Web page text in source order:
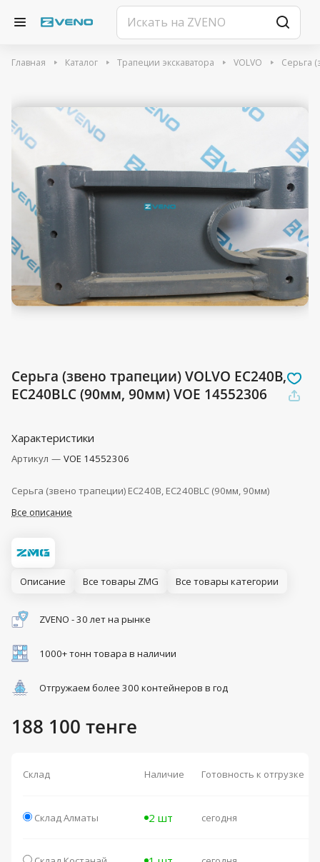
Главная Каталог Трапеции экскаватора VOLVO Серьга
Серьга (звено трапеции) VOLVO EC240B,
EC240BLC (90мм, 90мм) VOE 14552306
Характеристики
Артикул — VOE 14552306
Серьга (звено трапеции) EC240B, EC240BLC (90мм, 90мм)
Все описание
Описание Все товары ZMG Все товары категории
ZVENO - 30 лет на рынке
1000+ тонн товара в наличии
Отгружаем более 300 контейнеров в год
188 100 тенге
Склад Наличие Готовность к отгрузке
Склад Алматы 2 шт сегодня